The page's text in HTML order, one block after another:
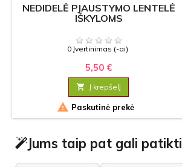
NEDIDELĖ PJAUSTYMO LENTELĖ
IŠKYLOMS
0 Įvertinimas (-ai)
5,50 €
 Į krepšelį
 Paskutinė prekė
Jums taip pat gali patikti